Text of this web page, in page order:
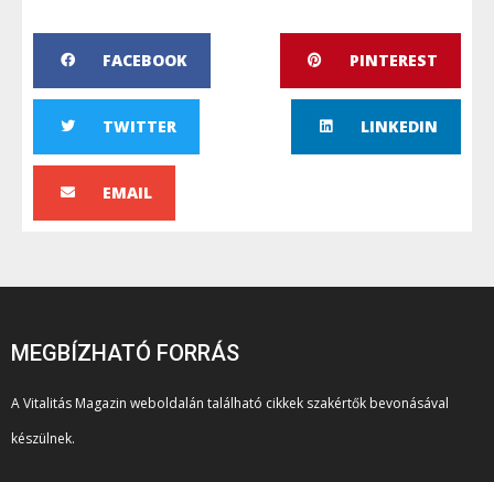
FACEBOOK PINTEREST
TWITTER LINKEDIN
EMAIL
MEGBÍZHATÓ FORRÁS
A Vitalitás Magazin weboldalán található cikkek szakértők bevonásával
készülnek.